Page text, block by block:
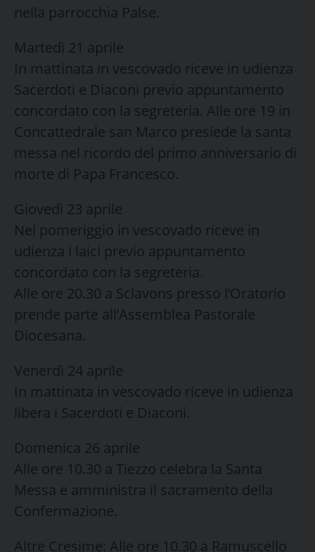
nella parrocchia Palse.
Martedì 21 aprile
In mattinata in vescovado riceve in udienza
Sacerdoti e Diaconi previo appuntamento
concordato con la segreteria. Alle ore 19 in
Concattedrale san Marco presiede la santa
messa nel ricordo del primo anniversario di
morte di Papa Francesco.
Giovedì 23 aprile
Nel pomeriggio in vescovado riceve in
udienza i laici previo appuntamento
concordato con la segreteria.
Alle ore 20.30 a Sclavons presso l’Oratorio
prende parte all’Assemblea Pastorale
Diocesana.
Venerdì 24 aprile
In mattinata in vescovado riceve in udienza
libera i Sacerdoti e Diaconi.
Domenica 26 aprile
Alle ore 10.30 a Tiezzo celebra la Santa
Messa e amministra il sacramento della
Confermazione.
Altre Cresime: Alle ore 10.30 a Ramuscello